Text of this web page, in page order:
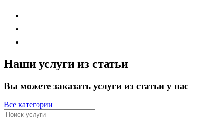
Наши услуги из статьи
Вы можете заказать услуги из статьи у нас
Все категории